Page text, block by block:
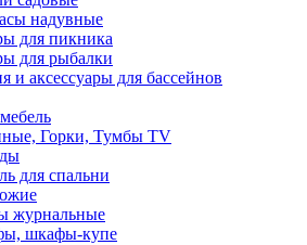
надувные
для пикника
для рыбалки
и аксессуары для бассейнов
Горки, Тумбы TV
для спальни
журнальные
шкафы-купе